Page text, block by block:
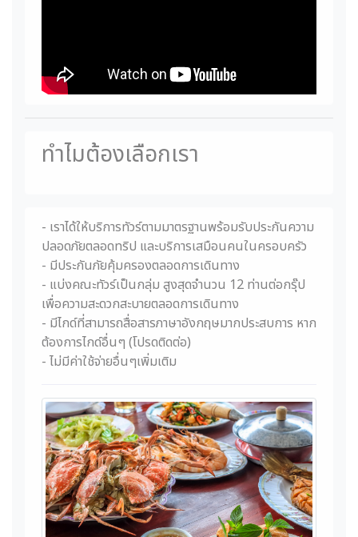
ทำไมต้องเลือกเรา
- เราได้ให้บริการทัวร์ตามมาตรฐานพร้อมรับประกันความ
ปลอดภัยตลอดทริป และบริการเสมือนคนในครอบครัว
- มีประกันภัยคุ้มครองตลอดการเดินทาง
- แบ่งคณะทัวร์เป็นกลุ่ม สูงสุดจำนวน 12 ท่านต่อกรุ๊ป
เพื่อความสะดวกสะบายตลอดการเดินทาง
- มีไกด์ที่สามารถสื่อสารภาษาอังกฤษมากประสบการ หาก
ต้องการไกด์อื่นๆ (โปรดติดต่อ)
- ไม่มีค่าใช้จ่ายอื่นๆเพิ่มเติม